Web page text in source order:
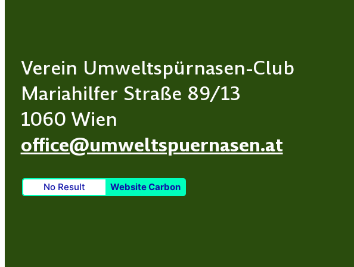
Verein Umweltspürnasen-Club
Mariahilfer Straße 89/13
1060 Wien
office@umweltspuernasen.at
No Result Website Carbon